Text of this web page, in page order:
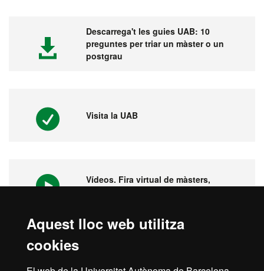
Aquest lloc web utilitza
cookies
Descarrega't les guies UAB: 10
preguntes per triar un màster o un
postgrau
Visita la UAB
Vídeos. Fira virtual de màsters,